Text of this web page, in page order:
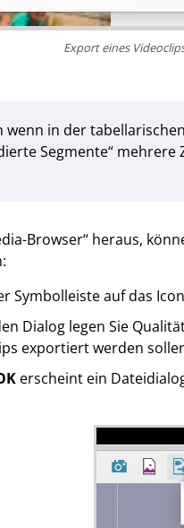
Export eines
wenn in der
Segmente“
Browser“ heraus,
Symbolleiste auf das Icon
Dialog legen Sie
exportiert werden
erscheint ein